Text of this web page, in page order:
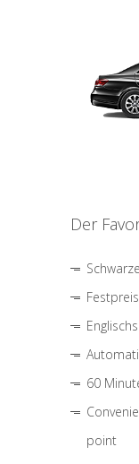
Der
Festpreis
60
point